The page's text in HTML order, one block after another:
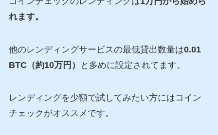
れます。
他のレンディングサービスの最低貸出数量は0.01
BTC（約10万円）
と多めに設定されてます。
レンディングを少額で試してみたい方にはコイン
チェックがオススメです。